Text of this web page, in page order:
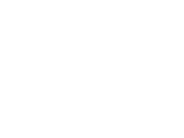
are used to help us analyze how